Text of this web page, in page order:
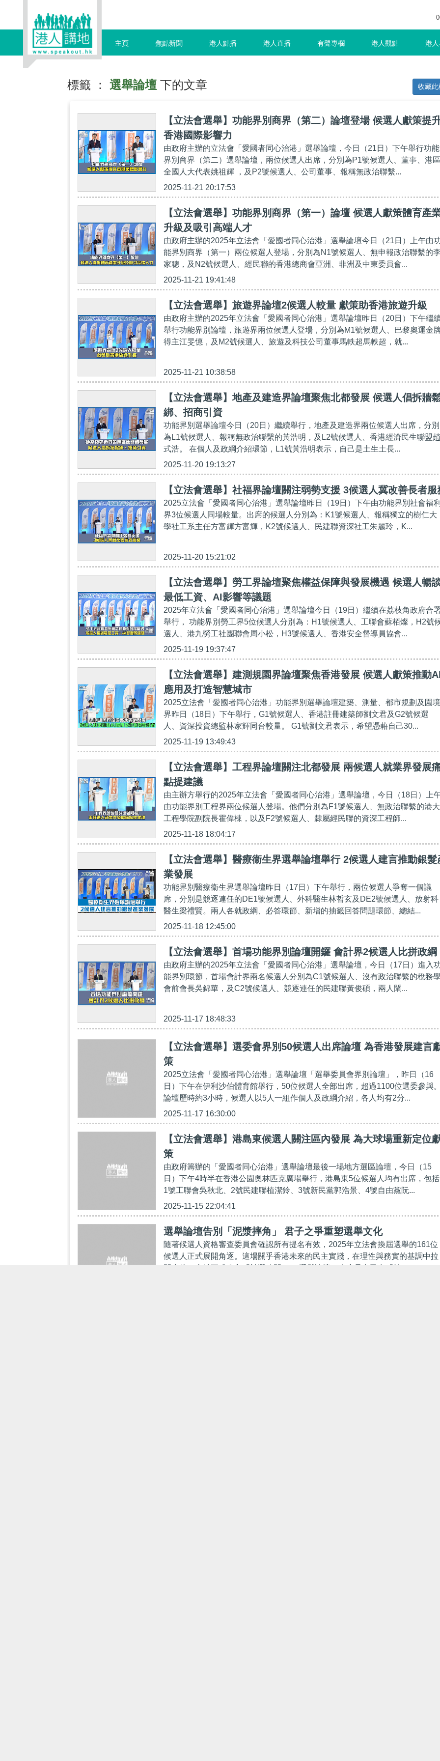
主頁 焦點新聞 港人點播 港人直播 有聲專欄 港人觀點 港
標籤 ： 選舉論壇 下的文章 收藏此
【立法會選舉】功能界別商界（第二）論壇登場 候選人獻策提
香港國際影響力
由政府主辦的立法會「愛國者同心治港」選舉論壇，今日（21日）下午舉行功能
界別商界（第二）選舉論壇，兩位候選人出席，分別為P1號候選人、董事、港區
全國人大代表姚祖輝 ，及P2號候選人、公司董事、報稱無政治聯繫...
2025-11-21 20:17:53
【立法會選舉】功能界別商界（第一）論壇 候選人獻策體育產
升級及吸引高端人才
由政府主辦的2025年立法會「愛國者同心治港」選舉論壇今日（21日）上午由
能界別商界（第一）兩位候選人登場，分別為N1號候選人、無申報政治聯繫的
家聰，及N2號候選人、經民聯的香港總商會亞洲、非洲及中東委員會...
2025-11-21 19:41:48
【立法會選舉】旅遊界論壇2候選人較量 獻策助香港旅遊升級
由政府主辦的2025年立法會「愛國者同心治港」選舉論壇昨日（20日）下午繼
舉行功能界別論壇，旅遊界兩位候選人登場，分別為M1號候選人、巴黎奧運金
得主江旻憓，及M2號候選人、旅遊及科技公司董事馬軼超馬軼超，就...
2025-11-21 10:38:58
【立法會選舉】地產及建造界論壇聚焦北都發展 候選人倡拆牆
綁、招商引資
功能界別選舉論壇今日（20日）繼續舉行，地產及建造界兩位候選人出席，分別
為L1號候選人、報稱無政治聯繫的黃浩明，及L2號候選人、香港經濟民生聯盟趙
式浩。 在個人及政綱介紹環節，L1號黃浩明表示，自己是土生土長...
2025-11-20 19:13:27
【立法會選舉】社福界論壇關注弱勢支援 3候選人冀改善長者服
2025立法會「愛國者同心治港」選舉論壇昨日（19日）下午由功能界別社會福
界3位候選人同場較量。出席的候選人分別為：K1號候選人、報稱獨立的樹仁大
學社工系主任方富輝方富輝，K2號候選人、民建聯資深社工朱麗玲，K...
2025-11-20 15:21:02
【立法會選舉】勞工界論壇聚焦權益保障與發展機遇 候選人暢
最低工資、AI影響等議題
2025年立法會「愛國者同心治港」選舉論壇今日（19日）繼續在荔枝角政府合
舉行， 功能界別勞工界5位候選人分別為：H1號候選人、工聯會蘇栢燦，H2號
選人、港九勞工社團聯會周小松，H3號候選人、香港安全督導員協會...
2025-11-19 19:37:47
【立法會選舉】建測規園界論壇聚焦香港發展 候選人獻策推動
應用及打造智慧城市
2025立法會「愛國者同心治港」功能界別選舉論壇建築、測量、都市規劃及園境
界昨日（18日）下午舉行，G1號候選人、香港註冊建築師劉文君及G2號候選
人、資深投資總監林家輝同台較量。 G1號劉文君表示，希望憑藉自己30...
2025-11-19 13:49:43
【立法會選舉】工程界論壇關注北都發展 兩候選人就業界發展
點提建議
由主辦方舉行的2025年立法會「愛國者同心治港」選舉論壇，今日（18日）上
由功能界別工程界兩位候選人登場。他們分別為F1號候選人、無政治聯繫的港大
工程學院副院長霍偉棟，以及F2號候選人、隸屬經民聯的資深工程師...
2025-11-18 18:04:17
【立法會選舉】醫療衞生界選舉論壇舉行 2候選人建言推動銀髮
業發展
功能界別醫療衞生界選舉論壇昨日（17日）下午舉行，兩位候選人爭奪一個議
席，分別是競逐連任的DE1號候選人、外科醫生林哲玄及DE2號候選人、放射科
醫生梁禮賢。兩人各就政綱、必答環節、新增的抽籤回答問題環節、總結...
2025-11-18 12:45:00
【立法會選舉】首場功能界別論壇開鑼 會計界2候選人比拼政綱
由政府主辦的2025年立法會「愛國者同心治港」選舉論壇，今日（17日）進入
能界別環節，首場會計界兩名候選人分別為C1號候選人、沒有政治聯繫的稅務
會前會長吳錦華，及C2號候選人、競逐連任的民建聯黃俊碩，兩人闡...
2025-11-17 18:48:33
【立法會選舉】選委會界別50候選人出席論壇 為香港發展建言
策
2025立法會「愛國者同心治港」選舉論壇「選舉委員會界別論壇」，昨日（16
日）下午在伊利沙伯體育館舉行，50位候選人全部出席，超過1100位選委參與
論壇歷時約3小時，候選人以5人一組作個人及政綱介紹，各人均有2分...
2025-11-17 16:30:00
【立法會選舉】港島東候選人關注區內發展 為大球場重新定位
策
由政府籌辦的「愛國者同心治港」選舉論壇最後一場地方選區論壇，今日（15
日）下午4時半在香港公園奧林匹克廣場舉行，港島東5位候選人均有出席，包括
1號工聯會吳秋北、2號民建聯植潔鈴、3號新民黨郭浩景、4號自由黨阮...
2025-11-15 22:04:41
選舉論壇告別「泥漿摔角」 君子之爭重塑選舉文化
隨著候選人資格審查委員會確認所有提名有效，2025年立法會換屆選舉的161位
候選人正式展開角逐。這場關乎香港未來的民主實踐，在理性與務實的基調中拉